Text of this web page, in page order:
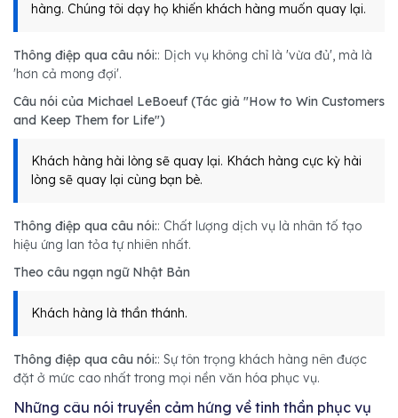
hàng. Chúng tôi dạy họ khiến khách hàng muốn quay lại.
Thông điệp qua câu nói:: Dịch vụ không chỉ là 'vừa đủ', mà là
'hơn cả mong đợi'.
Câu nói của Michael LeBoeuf (Tác giả "How to Win Customers
and Keep Them for Life")
Khách hàng hài lòng sẽ quay lại. Khách hàng cực kỳ hài
lòng sẽ quay lại cùng bạn bè.
Thông điệp qua câu nói:: Chất lượng dịch vụ là nhân tố tạo
hiệu ứng lan tỏa tự nhiên nhất.
Theo câu ngạn ngữ Nhật Bản
Khách hàng là thần thánh.
Thông điệp qua câu nói:: Sự tôn trọng khách hàng nên được
đặt ở mức cao nhất trong mọi nền văn hóa phục vụ.
Những câu nói truyền cảm hứng về tinh thần phục vụ